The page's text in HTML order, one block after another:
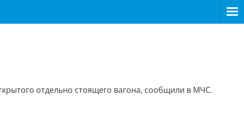
отдельно стоящего вагона, сообщили в МЧС.